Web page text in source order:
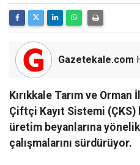
Gazetekale.com
Kırıkkale Tarım ve
Çiftçi Kayıt Sistemi (ÇKS)
üretim beyanlarına
çalışmalarını sürdürüyor.